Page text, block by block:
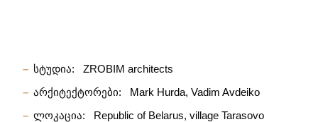
სტუდია:
ZROBIM architects
არქიტექტორები:
Mark Hurda Vadim Avdeiko
ლოკაცია:
Republic of Belarus, village Tarasovo